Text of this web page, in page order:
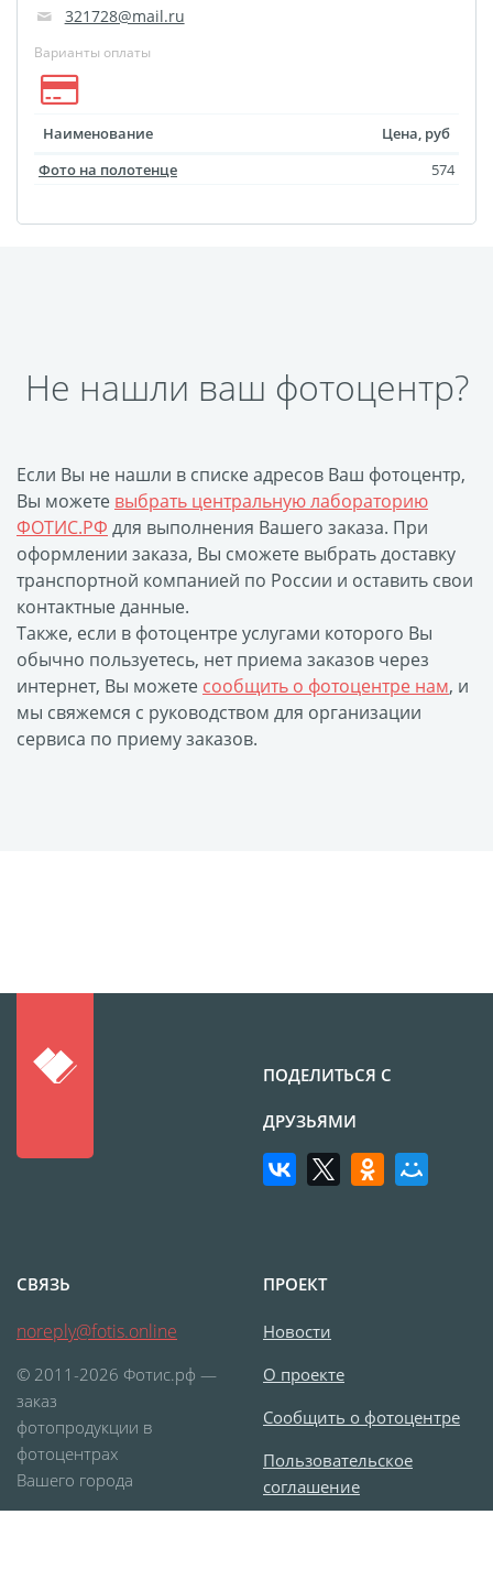
Фото на стеклянной
рамке
Календарь-плакат
Календарь перекидной
Календарь настольный
Письмо от Деда Мороза
автомобиль
Номер на коляску
Конверты
Пластиковые карты
Флаги
Футляр для CD/DVD
Костеры
Зеркала
Фотокамни
Фотооткрытка
Грамоты и дипломы
Альбом брелок
Фототетради и
блокноты
Замки с фотографией
Зажигалки
Украшение подвеска
Латексная печать
321728@mail.ru
Варианты оплаты
Наименование
Цена, руб
Фото на полотенце
574
Не нашли ваш фотоцентр?
Если Вы не нашли в списке адресов Ваш фотоцентр,
Вы можете выбрать центральную лабораторию
ФОТИС.РФ для выполнения Вашего заказа. При
оформлении заказа, Вы сможете выбрать доставку
транспортной компанией по России и оставить свои
контактные данные.
Также, если в фотоцентре услугами которого Вы
обычно пользуетесь, нет приема заказов через
интернет, Вы можете сообщить о фотоцентре нам, и
мы свяжемся с руководством для организации
сервиса по приему заказов.
ПОДЕЛИТЬСЯ С
ДРУЗЬЯМИ
СВЯЗЬ
noreply@fotis.online
© 2011-2026 Фотис.рф —
заказ
фотопродукции в
фотоцентрах
Вашего города
ПРОЕКТ
Новости
О проекте
Сообщить о фотоцентре
Пользовательское
соглашение